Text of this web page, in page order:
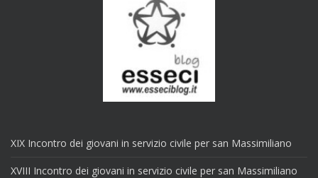
XIX Incontro dei giovani in servizio civile per san Massimiliano
XVIII Incontro dei giovani in servizio civile per san Massimiliano